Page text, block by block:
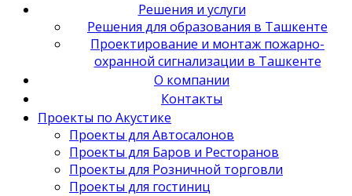
Решения и услуги
Решения для образования в Ташкенте
Проектирование и монтаж пожарно-
охранной сигнализации в Ташкенте
О компании
Контакты
Проекты по Акустике
Проекты для Автосалонов
Проекты для Баров и Ресторанов
Проекты для Розничной торговли
Проекты для гостиниц